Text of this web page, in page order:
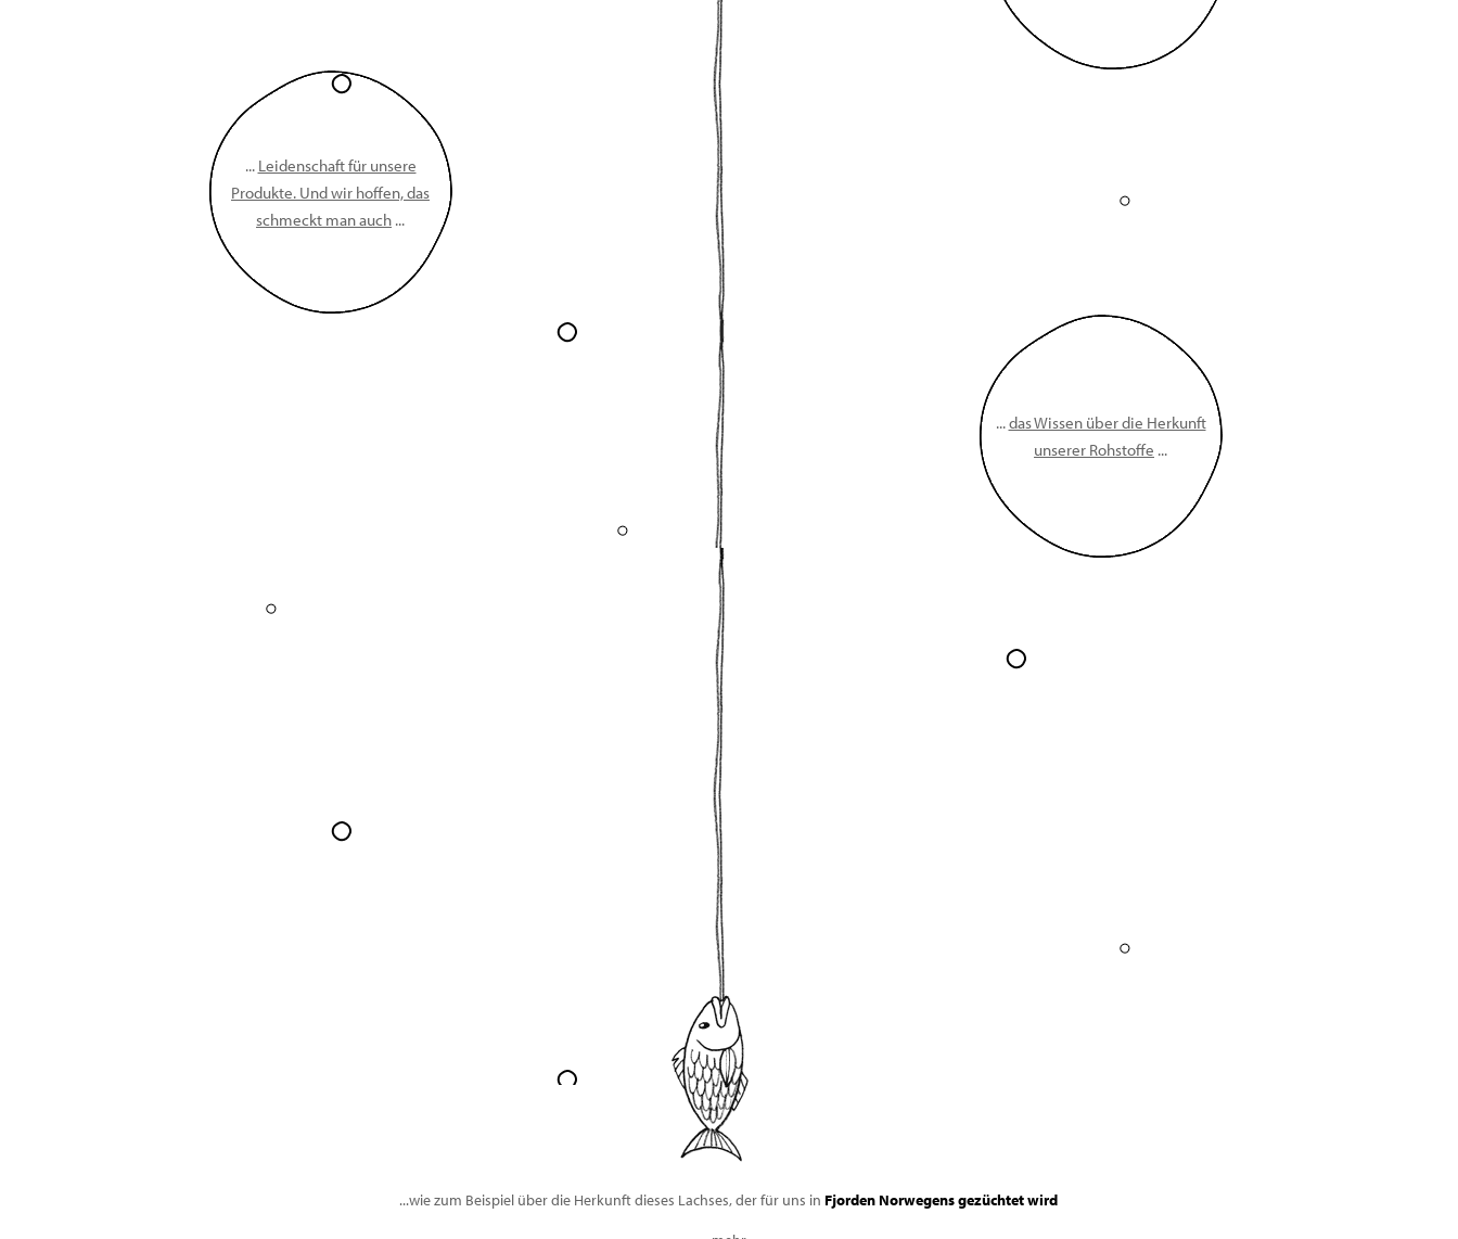
... Leidenschaft für unsere
Produkte. Und wir hoffen, das
schmeckt man auch ...
...das Wissen über die Herkunft
unserer Rohstoffe ...
...wie zum Beispiel über die Herkunft dieses Lachses, der für uns in Fjorden Norwegens gezüchtet wird